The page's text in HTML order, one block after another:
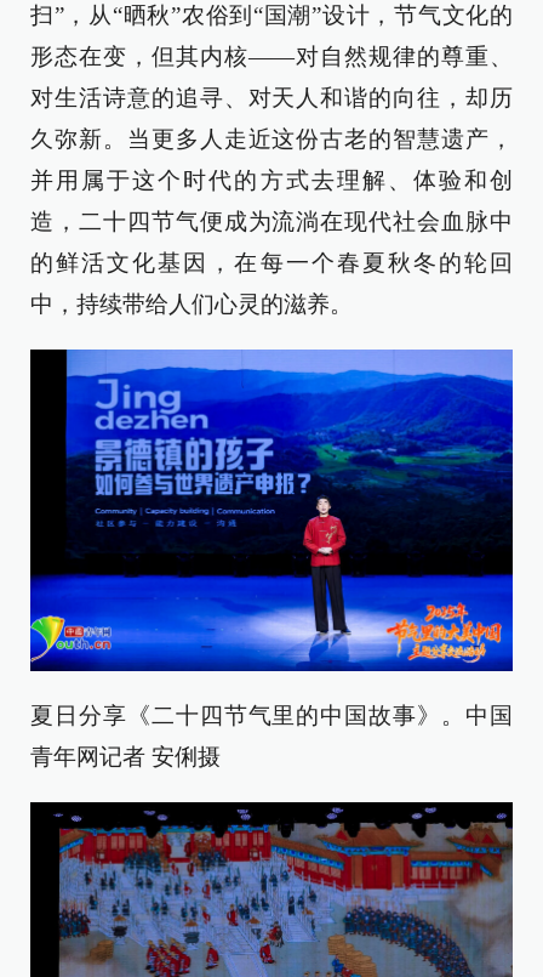
扫”，从“晒秋”农俗到“国潮”设计，节气文化的
形态在变，但其内核——对自然规律的尊重、
对生活诗意的追寻、对天人和谐的向往，却历
久弥新。当更多人走近这份古老的智慧遗产，
并用属于这个时代的方式去理解、体验和创
造，二十四节气便成为流淌在现代社会血脉中
的鲜活文化基因，在每一个春夏秋冬的轮回
中，持续带给人们心灵的滋养。
夏日分享《二十四节气里的中国故事》。中国
青年网记者 安俐摄